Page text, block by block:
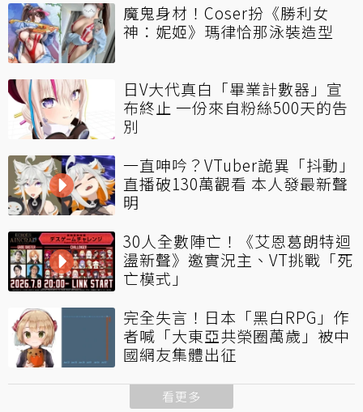
魔鬼身材！Coser扮《勝利女
神：妮姬》瑪律恰那泳裝造型
日V大代真白「畢業計數器」宣
布終止 一份來自粉絲500天的告
別
一直呻吟？VTuber詭異「抖動」
直播破130萬觀看 本人發最新聲
明
30人全數陣亡！《艾恩葛朗特迴
盪新聲》邀實況主、VT挑戰「死
亡模式」
完全失言！日本「黑白RPG」作
者喊「大東亞共榮圈萬歲」被中
國網友集體出征
看更多